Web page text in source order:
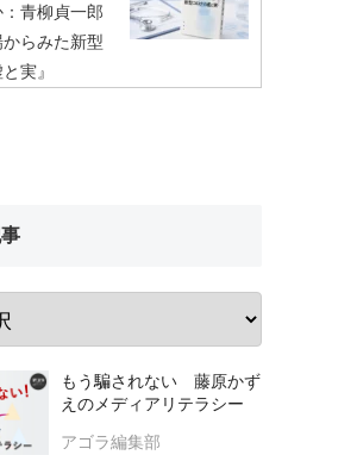
青柳貞一郎
からみた新型
実』
もう騙されない 藤原かず
えのメディアリテラシー
アゴラ編集部